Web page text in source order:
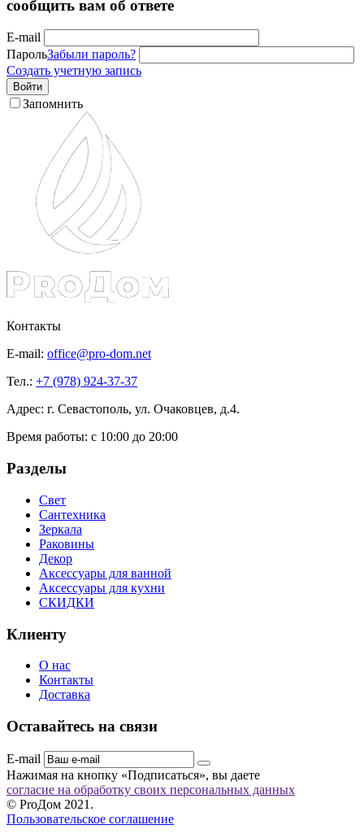
сообщить вам об ответе
E-mail
ПарольЗабыли пароль?
Создать учетную запись
Войти
Запомнить
Контакты
E-mail: office@pro-dom.net
Тел.: +7 (978) 924-37-37
Адрес: г. Севастополь, ул. Очаковцев, д.4.
Время работы: с 10:00 до 20:00
Разделы
Свет
Сантехника
Зеркала
Раковины
Декор
Аксессуары для ванной
Аксессуары для кухни
СКИДКИ
Клиенту
О нас
Контакты
Доставка
Оставайтесь на связи
E-mail
Нажимая на кнопку «Подписаться», вы даете
согласие на обработку своих персональных данных
© ProДом 2021.
Пользовательское соглашение